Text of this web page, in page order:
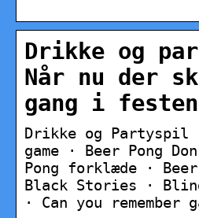
Drikke og
Når nu der
gang i
Drikke og Partyspil
game · Beer Pong
Pong forklæde ·
Black Stories ·
· Can you remember